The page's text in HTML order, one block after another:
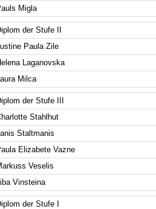
Migla
der Stufe II
Paula Zile
Laganovska
Milca
der Stufe III
Stahlhut
Staltmanis
Elizabete Vazne
Veselis
Vinsteina
der Stufe I